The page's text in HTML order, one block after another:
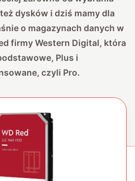
dysków i dziś mamy dla
o magazynach danych w
firmy Western Digital, która
Plus i
czyli Pro.